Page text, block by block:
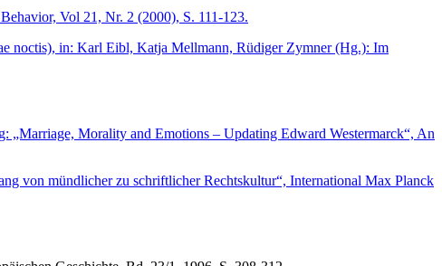
Vol 21, Nr. 2 (2000), S. 111-123.
noctis), in: Karl Eibl, Katja Mellmann, Rüdiger Zymner (Hg.): Im
„Marriage, Morality and Emotions – Updating Edward Westermarck“, An
von mündlicher zu schriftlicher Rechtskultur“, International Max Planck